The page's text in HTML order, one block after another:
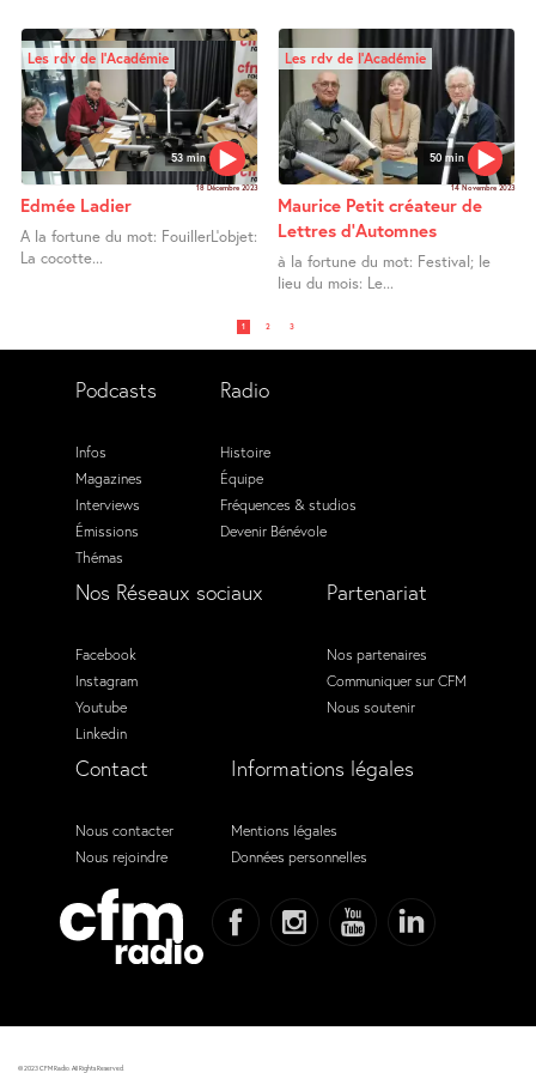
53 min
Les rdv de l’Académie
18 Décembre 2023
Edmée Ladier
A la fortune du mot: FouillerL’objet:
La cocotte...
50 min
Les rdv de l’Académie
14 Novembre 2023
Maurice Petit créateur de
Lettres d’Automnes
à la fortune du mot: Festival; le
lieu du mois: Le...
1 2 3
Podcasts
Infos
Magazines
Interviews
Émissions
Thémas
Radio
Histoire
Équipe
Fréquences & studios
Devenir Bénévole
Nos Réseaux sociaux
Facebook
Instagram
Youtube
Linkedin
Partenariat
Nos partenaires
Communiquer sur CFM
Nous soutenir
Contact
Nous contacter
Nous rejoindre
Informations légales
Mentions légales
Données personnelles
© 2023 CFM Radio. All Rights Reserved.